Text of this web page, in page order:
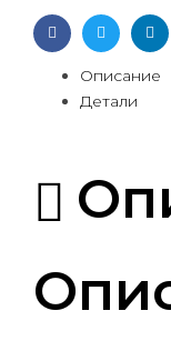
FacebookTwitter
Описание
Детали